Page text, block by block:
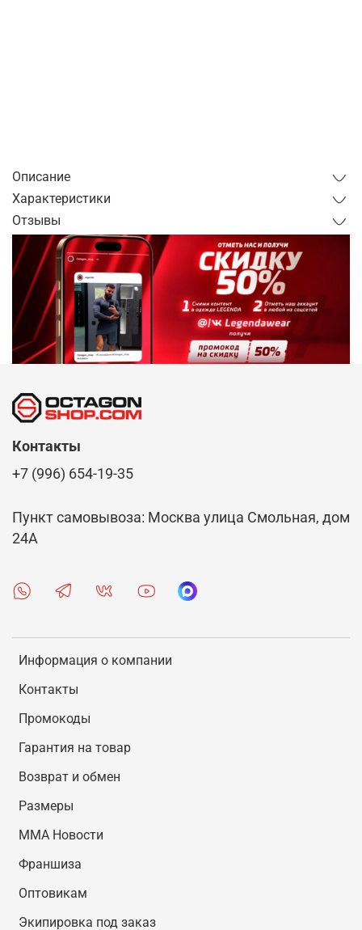
Описание
Характеристики
Отзывы
Информация о компании
Контакты
Промокоды
Гарантия на товар
Возврат и обмен
Размеры
MMA Новости
Франшиза
Оптовикам
Экипировка под заказ
Контакты
+7 (996) 654-19-35
Пункт самовывоза: Москва улица Смольная, дом
24А